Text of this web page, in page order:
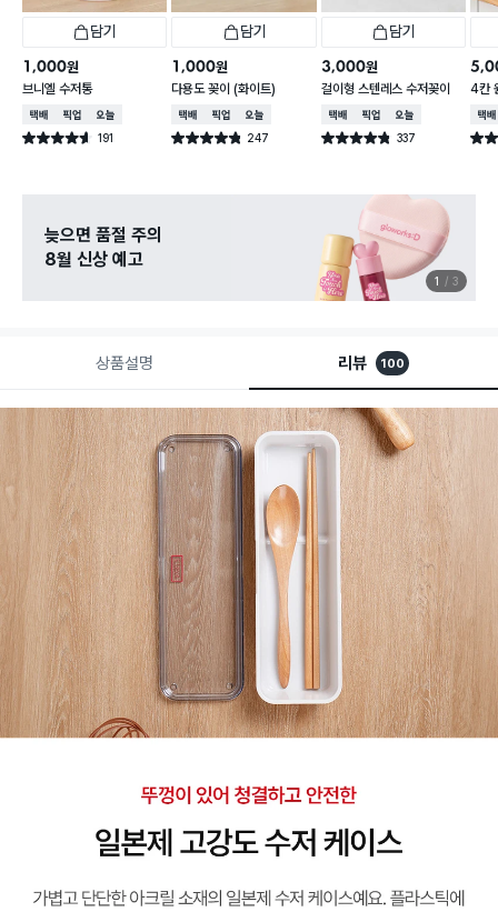
담기
1,000원
브니엘 수저통
택배배송매장픽업오늘배송
별점 4.6점 191
건 작성
담기
1,000원
다용도 꽂이 (화이트)
택배배송매장픽업오늘배송
별점 4.8점 247
건 작성
담기
3,000원
걸이형 스텐레스 수저꽂이
택배배송매장픽업오늘배송
별점 4.8점 337
건 작성
4칸
택배
별점
늦으면 품절 주의
8월 신상 예고
1 3
상품설명 리뷰 100